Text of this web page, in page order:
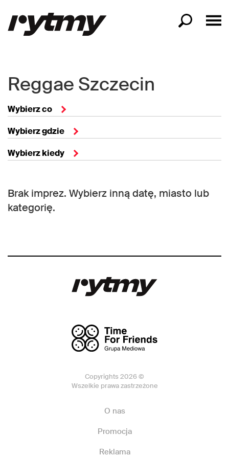
Reggae Szczecin
Wybierz co
Wybierz gdzie
Wybierz kiedy
Brak imprez. Wybierz inną datę, miasto lub
kategorię.
Copyrights 2026 ©
Wszelkie prawa zastrzeżone
O nas
Promocja
Reklama